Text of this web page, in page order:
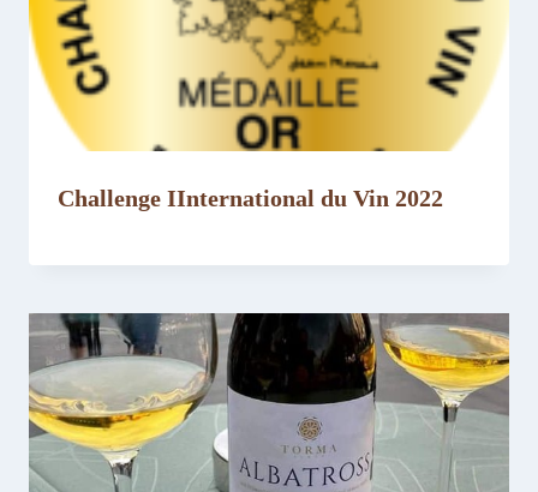
Challenge IInternational du Vin 2022